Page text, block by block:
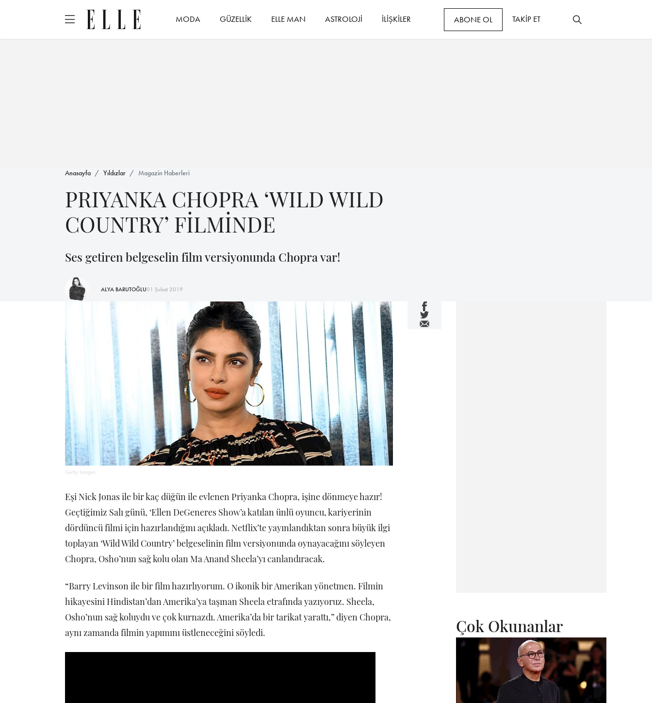
MODA GÜZELLİK ELLE MAN ASTROLOJİ İLİŞKİLER ABONE OL TAKİP ET
Anasayfa Yıldızlar Magazin Haberleri
PRIYANKA CHOPRA ‘WILD WILD
COUNTRY’ FİLMİNDE
Ses getiren belgeselin film versiyonunda Chopra var!
ALYA BARUTOĞLU01 Şubat 2019
Getty Images
Eşi Nick Jonas ile bir kaç düğün ile evlenen Priyanka Chopra, işine dönmeye hazır!
Geçtiğimiz Salı günü, ‘Ellen DeGeneres Show’a katılan ünlü oyuncu, kariyerinin
dördüncü filmi için hazırlandığını açıkladı. Netflix’te yayınlandıktan sonra büyük ilgi
toplayan ‘Wild Wild Country’ belgeselinin film versiyonunda oynayacağını söyleyen
Chopra, Osho’nun sağ kolu olan Ma Anand Sheela’yı canlandıracak.
“Barry Levinson ile bir film hazırlıyorum. O ikonik bir Amerikan yönetmen. Filmin
hikayesini Hindistan’dan Amerika’ya taşınan Sheela etrafında yazıyoruz. Sheela,
Osho’nun sağ koluydu ve çok kurnazdı. Amerika’da bir tarikat yarattı,” diyen Chopra,
aynı zamanda filmin yapımını üstleneceğini söyledi.
Çok Okunanlar